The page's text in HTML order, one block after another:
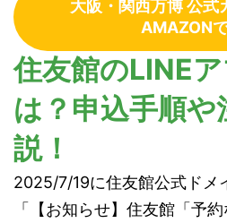
大阪・関西万博 公式
AMAZON
住友館のLINE
は？申込手順や
説！
2025/7/19に住友館公式ドメ
「【お知らせ】住友館「予